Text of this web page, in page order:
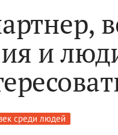
и
среди людей